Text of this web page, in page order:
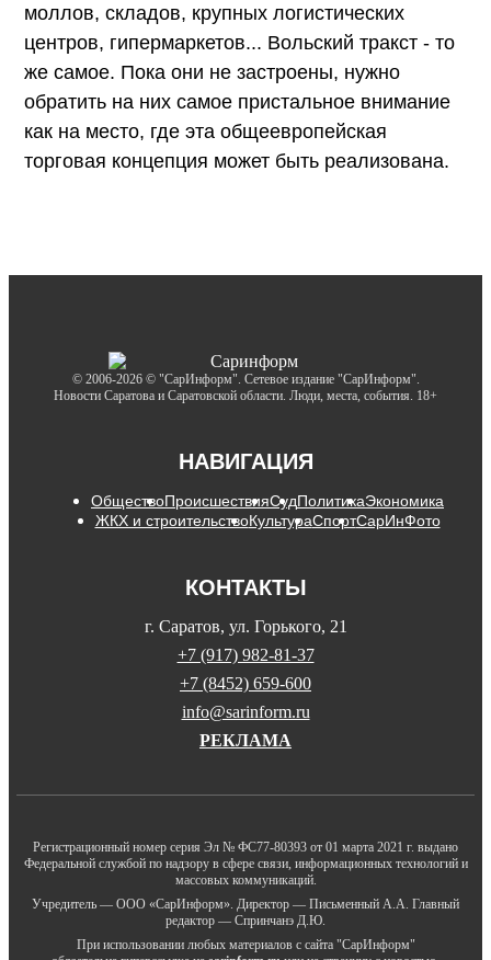
моллов, складов, крупных логистических
центров, гипермаркетов... Вольский тракст - то
же самое. Пока они не застроены, нужно
обратить на них самое пристальное внимание
как на место, где эта общеевропейская
торговая концепция может быть реализована.
© 2006-2026 © "СарИнформ". Сетевое издание "СарИнформ".
Новости Саратова и Саратовской области. Люди, места, события. 18+
НАВИГАЦИЯ
ОбществоПроисшествияСудПолитикаЭкономика
ЖКХ и строительствоКультураСпортСарИнФото
КОНТАКТЫ
г. Саратов, ул. Горького, 21
+7 (917) 982-81-37
+7 (8452) 659-600
info@sarinform.ru
РЕКЛАМА
Регистрационный номер серия Эл № ФС77-80393 от 01 марта 2021 г. выдано
Федеральной службой по надзору в сфере связи, информационных технологий и
массовых коммуникаций.
Учредитель — ООО «СарИнформ». Директор — Письменный А.А. Главный
редактор — Спринчанэ Д.Ю.
При использовании любых материалов с сайта "СарИнформ"